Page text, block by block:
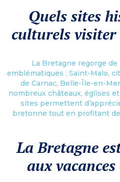
Quels sites
culturels visiter
La Bretagne regorge
emblématiques : Saint-Malo,
de Carnac, Belle-Île-en-
nombreux châteaux, églises
sites permettent
bretonne tout en profitant
La Bretagne
aux